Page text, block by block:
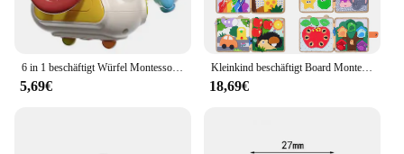
6 in 1 beschäftigt Würfel Montessori Spielzeug Kleinkind Flugzeug Auto Reise Spielzeug sensorische Aktivität beschäftigt Board pädagogische Lernspiel zeug für Kinder
5,69€
Kleinkind beschäftigt Board Montessori Spielzeug Giraffe fühlte sich ruhig Buch Kinder beschäftigt Buch für Bildung Reises pielzeug
18,69€